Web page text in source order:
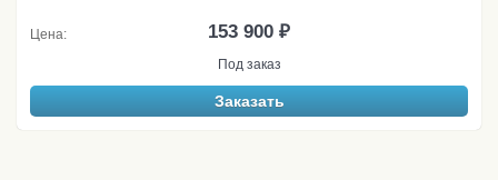
Цена: 153 900 ₽
Под заказ
Заказать